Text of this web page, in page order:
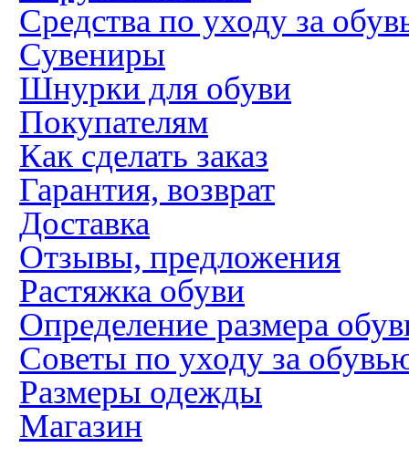
Средства по уходу за
Сувениры
Шнурки для обуви
Покупателям
Как сделать заказ
Гарантия, возврат
Доставка
Отзывы, предложения
Растяжка обуви
Определение размера
Советы по уходу за
Размеры одежды
Магазин